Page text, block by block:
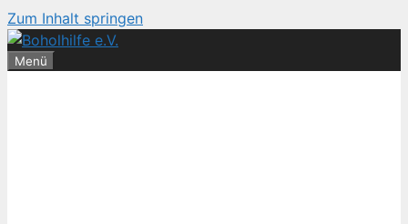
Zum Inhalt springen
Menü